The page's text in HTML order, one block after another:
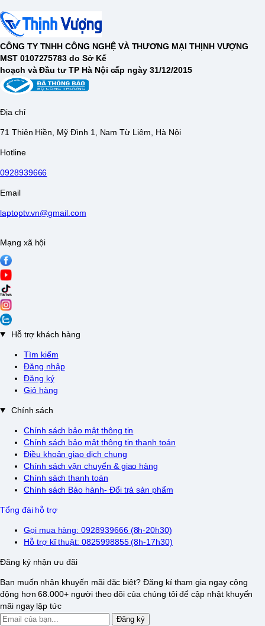
CÔNG TY TNHH CÔNG NGHỆ VÀ THƯƠNG MẠI THỊNH VƯỢNG
MST 0107275783 do Sở Kế
hoạch và Đầu tư TP Hà Nội cấp ngày 31/12/2015
Địa chỉ
71 Thiên Hiền, Mỹ Đình 1, Nam Từ Liêm, Hà Nội
Hotline
0928939666
Email
laptoptv.vn@gmail.com
Mạng xã hội
Hỗ trợ khách hàng
Tìm kiếm
Đăng nhập
Đăng ký
Giỏ hàng
Chính sách
Chính sách bảo mật thông tin
Chính sách bảo mật thông tin thanh toán
Điều khoản giao dịch chung
Chính sách vận chuyển & giao hàng
Chính sách thanh toán
Chính sách Bảo hành- Đổi trả sản phẩm
Tổng đài hỗ trợ
Gọi mua hàng: 0928939666 (8h-20h30)
Hỗ trợ kĩ thuật: 0825998855 (8h-17h30)
Đăng ký nhận ưu đãi
Bạn muốn nhận khuyến mãi đặc biệt? Đăng kí tham gia ngay cộng
động hơn 68.000+ người theo dõi của chúng tôi để cập nhật khuyến
mãi ngay lập tức
Đăng ký